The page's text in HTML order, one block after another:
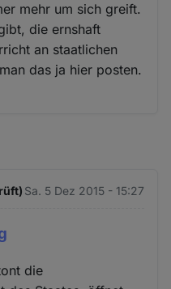
mehr um sich greift.
die ernshaft
an staatlichen
das ja hier posten.
Sa. 5 Dez 2015 - 15:27
die